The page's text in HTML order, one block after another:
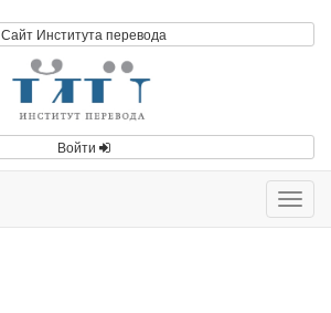
Сайт Института перевода
Войти